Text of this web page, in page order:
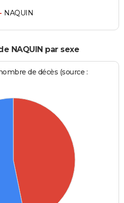
NAQUIN
NAQUIN par sexe
de décès (source :